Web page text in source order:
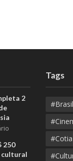
2
250
cultural
Tags
#Brasil
#Cotia